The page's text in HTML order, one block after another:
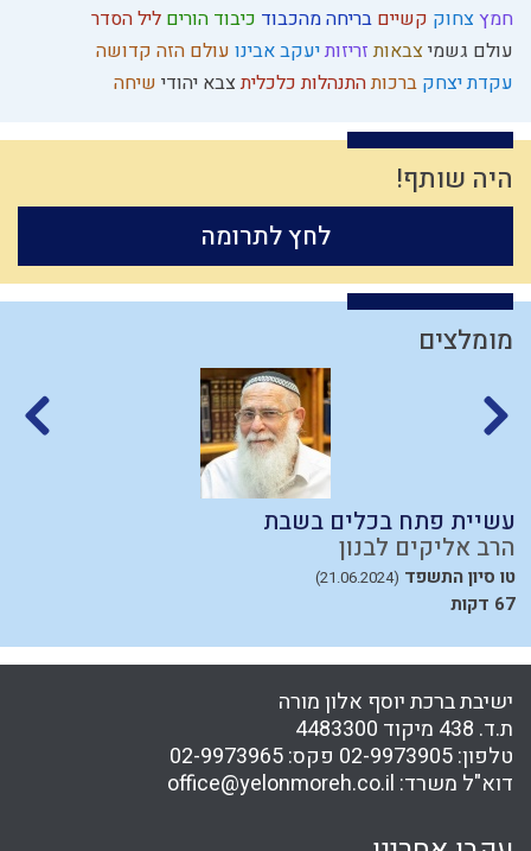
חמץצחוק קשיים בריחה מהכבוד כיבוד הורים ליל הסדר
עולם גשמיצבאותזריזותיעקב אבינו עולם הזה קדושה
עקדת יצחק ברכותהתנהלות כלכליתצבא יהודי שיחה
היה שותף!
לחץ לתרומה
מומלצים
עשיית פתח בכלים בשבת
הרב אליקים לבנון
טו סיון התשפד (21.06.2024)
67 דקות
ישיבת ברכת יוסף אלון מורה
ת.ד. 438 מיקוד 4483300
טלפון:02-9973905 פקס:02-9973965
דוא"ל משרד: office@yelonmoreh.co.il